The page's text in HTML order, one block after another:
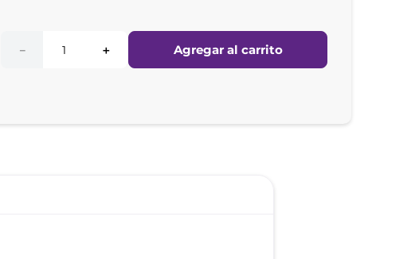
＋
－ Agregar al carrito